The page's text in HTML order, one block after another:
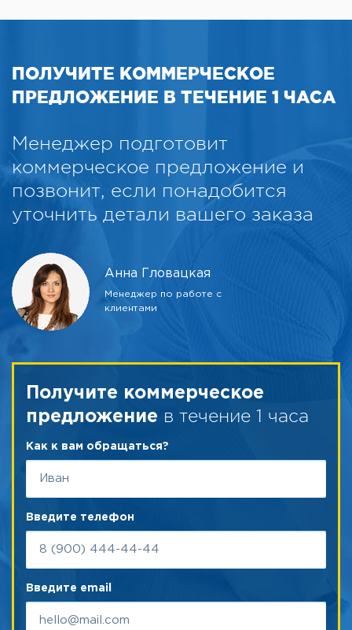
ПОЛУЧИТЕ КОММЕРЧЕСКОЕ
ПРЕДЛОЖЕНИЕ В ТЕЧЕНИЕ 1 ЧАСА
Менеджер подготовит
коммерческое предложение и
позвонит, если понадобится
уточнить детали вашего заказа
Анна Гловацкая
Менеджер по работе с
клиентами
Получите коммерческое
предложение в течение 1 часа
Как к вам обращаться?
Введите телефон
Введите email